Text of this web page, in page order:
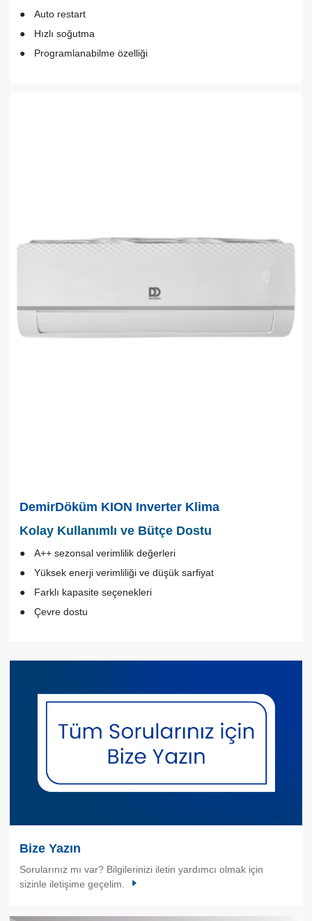
Auto restart
Hızlı soğutma
Programlanabilme özelliği
DemirDöküm KION Inverter Klima
Kolay Kullanımlı ve Bütçe Dostu
A++ sezonsal verimlilik değerleri
Yüksek enerji verimliliği ve düşük sarfiyat
Farklı kapasite seçenekleri
Çevre dostu
Bize Yazın
Sorularınız mı var? Bilgilerinizi iletin yardımcı olmak için
sizinle iletişime geçelim.